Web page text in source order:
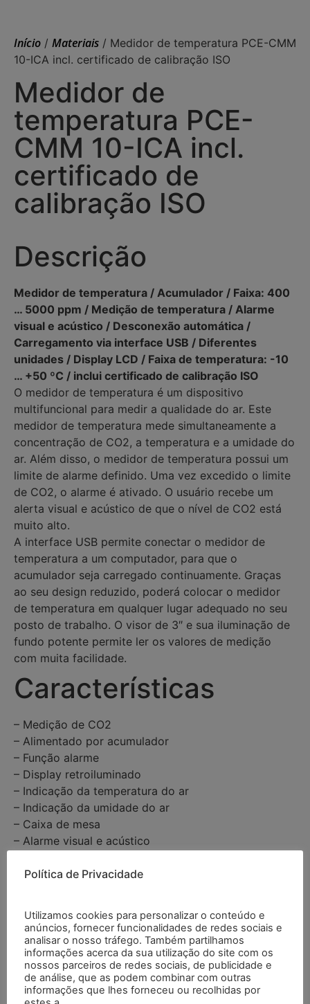
Início / Materiais / Medidor de temperatura PCE-CMM
10-ICA incl. certificado de calibração ISO
Medidor de
temperatura PCE-
CMM 10-ICA incl.
certificado de
calibração ISO
Descrição
Medidor de temperatura / Acumulador / Faixa: 400
… 5000 ppm / Medição de temperatura / Alarme
visual e acústico / Desconexão automática /
Carregamento via interface USB / Diferentes
unidades / Display LCD / Faixa de temperatura: -10
… +50 ºC / inclui certificado de calibração ISO
O medidor de temperatura é um dispositivo
multifuncional para medir a qualidade do ar. Este
medidor de temperatura mede simultaneamente a
concentração de CO2, a temperatura e a umidade do
ar. Além disso, o medidor de temperatura possui um
limite de alarme definido. Uma vez excedido o limite
de CO2, o alarme é ativado. O usuário recebe um
alerta visual e acústico de que o nível de CO2 está
muito alto.
A interface USB permite conectar o medidor de
temperatura a um computador, para que o
acumulador seja carregado continuamente. Graças
ao seu design reduzido, poderá colocar o medidor
de temperatura em qualquer lugar adequado no seu
posto de trabalho. O visor de 3″ e sua iluminação de
fundo potente permite ler os valores de medição
com muita facilidade.
Características
– Medição de CO2
– Alimentado por acumulador
– Função alarme
– Display retroiluminado
– Indicação da temperatura do ar
– Indicação da umidade do ar
– Caixa de mesa
– Alarme visual e acústico
Especificações
Faixa de CO2 400 … 5000 ppm
Resolução 1 ppm
Política de Privacidade
Utilizamos cookies para personalizar o conteúdo e
anúncios, fornecer funcionalidades de redes sociais e
analisar o nosso tráfego. Também partilhamos
informações acerca da sua utilização do site com os
nossos parceiros de redes sociais, de publicidade e
de análise, que as podem combinar com outras
informações que lhes forneceu ou recolhidas por